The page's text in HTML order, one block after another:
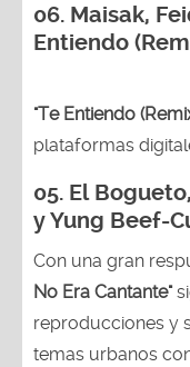
06. Maisak,
Entiendo
"Te Entiendo
plataformas
05. El
y Yung Beef-
Con una gran
No Era Cantante"
reproducciones y
temas urbanos